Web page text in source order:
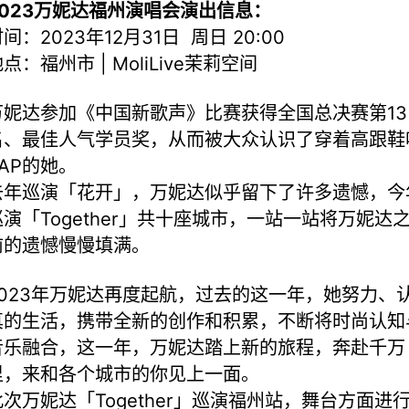
万妮达福州演唱会演出信息：
间：2023年12月31日 周日 20:00
：福州市 | MoliLive茉莉空间
达参加《中国新歌声》比赛获得全国总决赛第13
最佳人气学员奖，从而被大众认识了穿着高跟鞋
的她。
巡演「花开」，万妮达似乎留下了许多遗憾，
「Together」共十座城市，一站一站将万妮达之
遗憾慢慢填满。
年万妮达再度起航，过去的这一年，她努力、
生活，携带全新的创作和积累，不断将时尚认知
融合，这一年，万妮达踏上新的旅程，奔赴千万
来和各个城市的你见上一面。
万妮达「Together」巡演福州站，舞台方面进